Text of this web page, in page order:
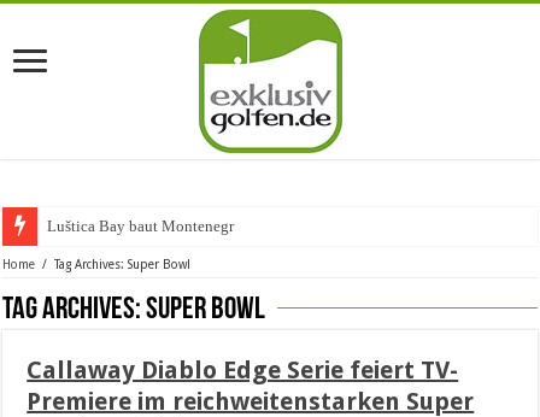
Luštica Bay baut Montenegros e
Home / Tag Archives: Super Bowl
Tag Archives:Super Bowl
Callaway Diablo Edge Serie feiert TV-
Premiere im reichweitenstarken Super